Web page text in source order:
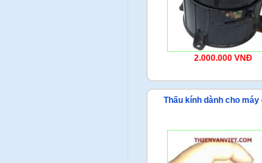
2.000.000 VNĐ
Thấu kính dành cho máy